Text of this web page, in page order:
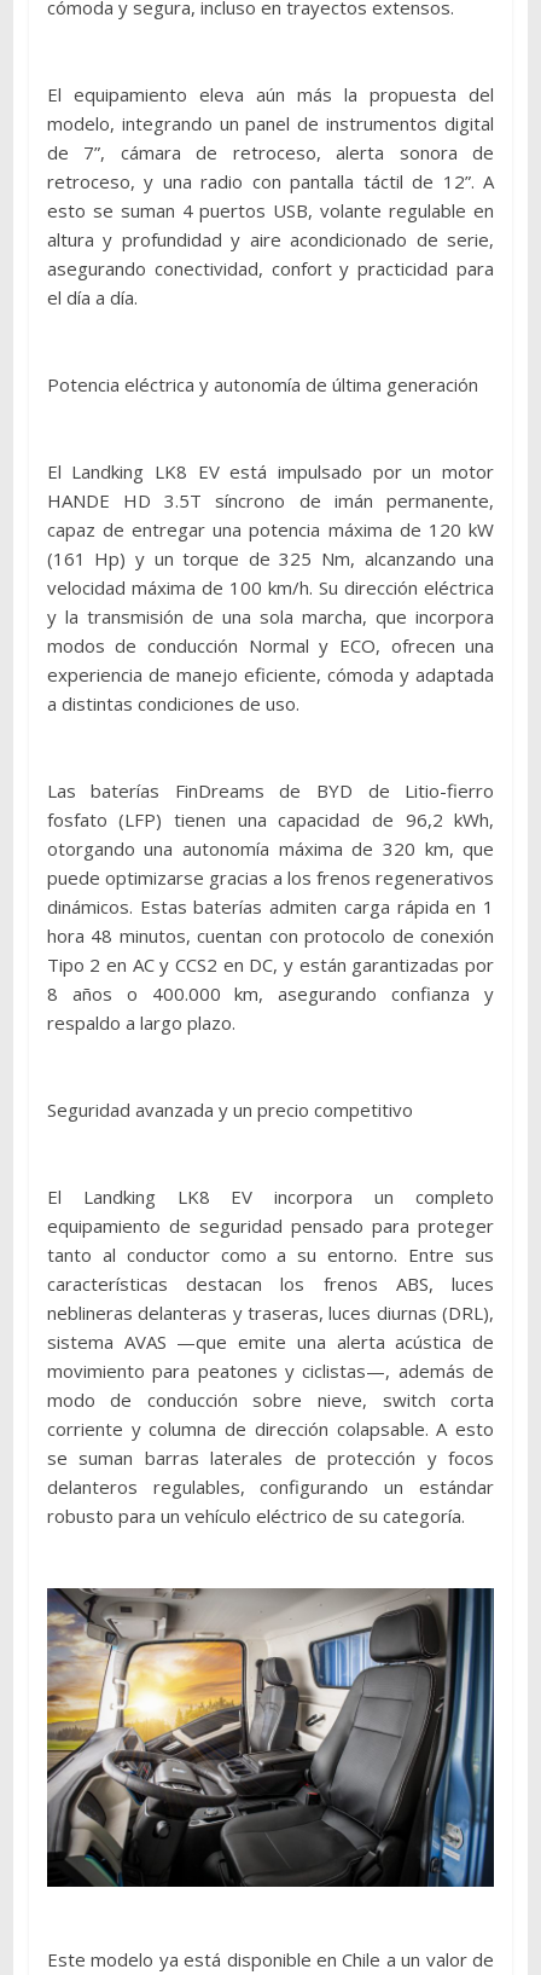
cómoda y segura, incluso en trayectos extensos.
El equipamiento eleva aún más la propuesta del
modelo, integrando un panel de instrumentos digital
de 7”, cámara de retroceso, alerta sonora de
retroceso, y una radio con pantalla táctil de 12”. A
esto se suman 4 puertos USB, volante regulable en
altura y profundidad y aire acondicionado de serie,
asegurando conectividad, confort y practicidad para
el día a día.
Potencia eléctrica y autonomía de última generación
El Landking LK8 EV está impulsado por un motor
HANDE HD 3.5T síncrono de imán permanente,
capaz de entregar una potencia máxima de 120 kW
(161 Hp) y un torque de 325 Nm, alcanzando una
velocidad máxima de 100 km/h. Su dirección eléctrica
y la transmisión de una sola marcha, que incorpora
modos de conducción Normal y ECO, ofrecen una
experiencia de manejo eficiente, cómoda y adaptada
a distintas condiciones de uso.
Las baterías FinDreams de BYD de Litio-fierro
fosfato (LFP) tienen una capacidad de 96,2 kWh,
otorgando una autonomía máxima de 320 km, que
puede optimizarse gracias a los frenos regenerativos
dinámicos. Estas baterías admiten carga rápida en 1
hora 48 minutos, cuentan con protocolo de conexión
Tipo 2 en AC y CCS2 en DC, y están garantizadas por
8 años o 400.000 km, asegurando confianza y
respaldo a largo plazo.
Seguridad avanzada y un precio competitivo
El Landking LK8 EV incorpora un completo
equipamiento de seguridad pensado para proteger
tanto al conductor como a su entorno. Entre sus
características destacan los frenos ABS, luces
neblineras delanteras y traseras, luces diurnas (DRL),
sistema AVAS —que emite una alerta acústica de
movimiento para peatones y ciclistas—, además de
modo de conducción sobre nieve, switch corta
corriente y columna de dirección colapsable. A esto
se suman barras laterales de protección y focos
delanteros regulables, configurando un estándar
robusto para un vehículo eléctrico de su categoría.
Este modelo ya está disponible en Chile a un valor de